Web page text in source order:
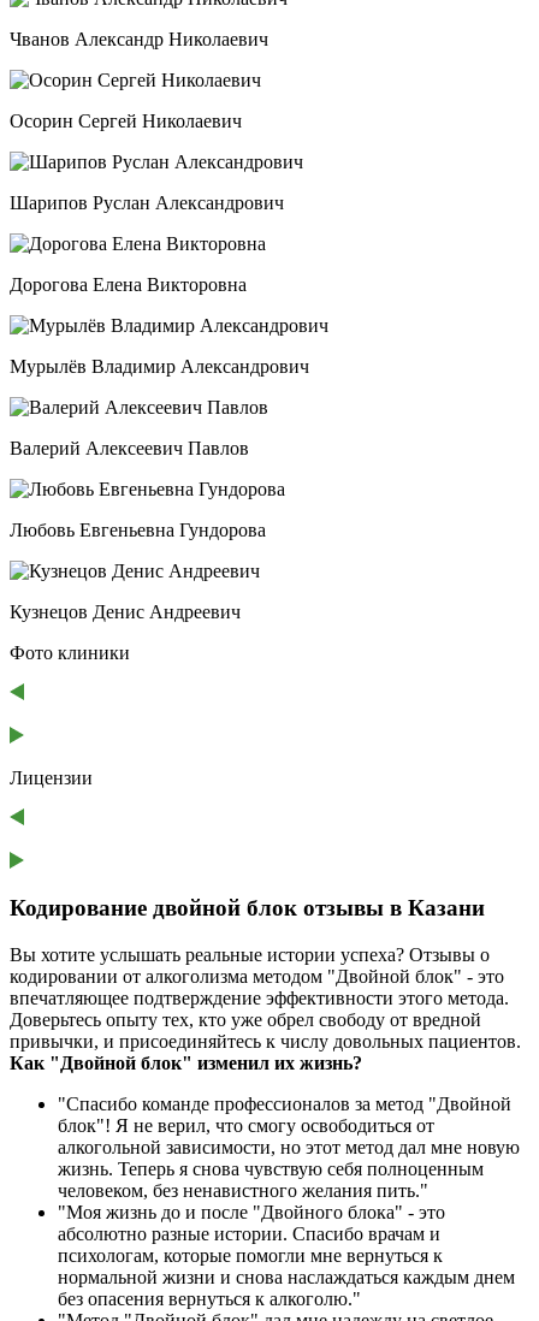
Чванов Александр Николаевич
Осорин Сергей Николаевич
Шарипов Руслан Александрович
Дорогова Елена Викторовна
Мурылёв Владимир Александрович
Валерий Алексеевич Павлов
Любовь Евгеньевна Гундорова
Кузнецов Денис Андреевич
Фото клиники
Лицензии
Кодирование двойной блок отзывы в Казани
Вы хотите услышать реальные истории успеха? Отзывы о
кодировании от алкоголизма методом "Двойной блок" - это
впечатляющее подтверждение эффективности этого метода.
Доверьтесь опыту тех, кто уже обрел свободу от вредной
привычки, и присоединяйтесь к числу довольных пациентов.
Как "Двойной блок" изменил их жизнь?
"Спасибо команде профессионалов за метод "Двойной
блок"! Я не верил, что смогу освободиться от
алкогольной зависимости, но этот метод дал мне новую
жизнь. Теперь я снова чувствую себя полноценным
человеком, без ненавистного желания пить."
"Моя жизнь до и после "Двойного блока" - это
абсолютно разные истории. Спасибо врачам и
психологам, которые помогли мне вернуться к
нормальной жизни и снова наслаждаться каждым днем
без опасения вернуться к алкоголю."